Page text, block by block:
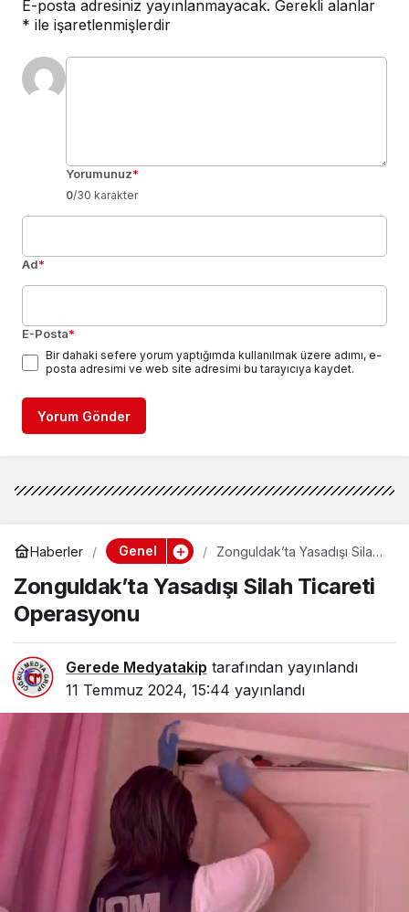
E-posta adresiniz yayınlanmayacak. Gerekli alanlar
* ile işaretlenmişlerdir
Yorumunuz*
0/30 karakter
Ad*
E-Posta*
Bir dahaki sefere yorum yaptığımda kullanılmak üzere adımı, e-
posta adresimi ve web site adresimi bu tarayıcıya kaydet.
Yorum Gönder
Haberler Genel
Zonguldak’ta Yasadışı Silah
Zonguldak’ta Yasadışı Silah Ticareti
Operasyonu
Gerede Medyatakip tarafından yayınlandı
11 Temmuz 2024, 15:44 yayınlandı